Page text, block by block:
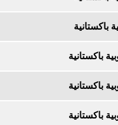
باكستانية
باكستانية
باكستانية
باكستانية